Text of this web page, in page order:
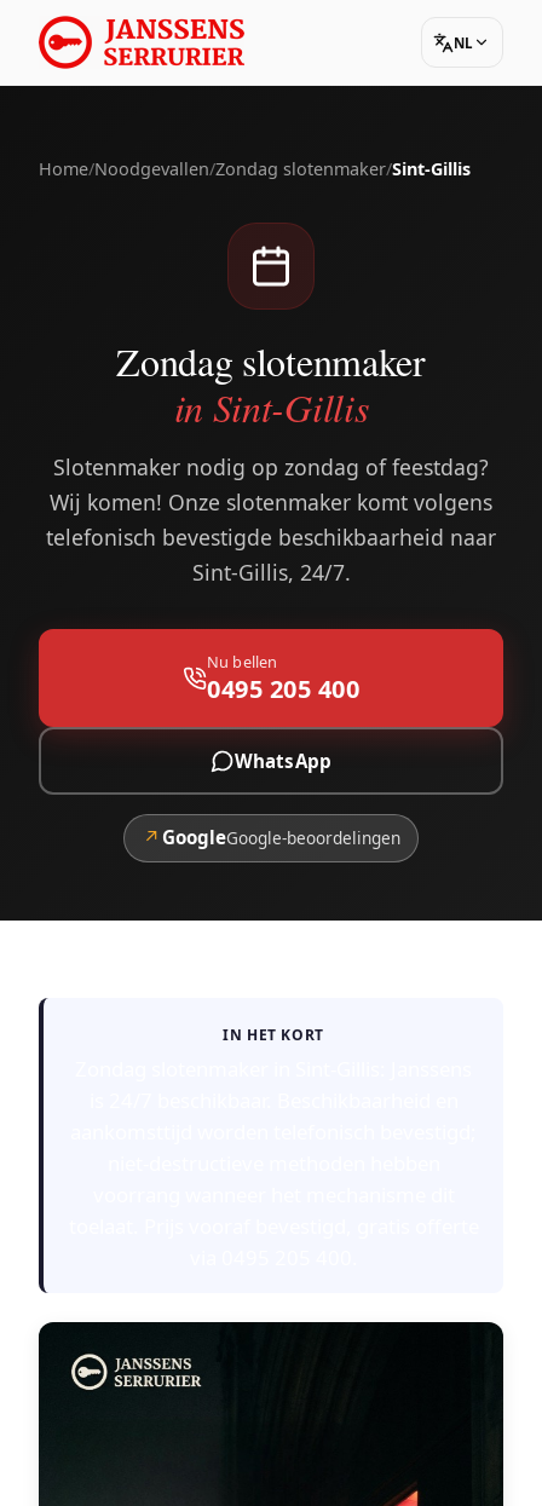
NL
Home/Noodgevallen/Zondag slotenmaker/Sint-Gillis
Zondag slotenmaker
in Sint-Gillis
Slotenmaker nodig op zondag of feestdag?
Wij komen! Onze slotenmaker komt volgens
telefonisch bevestigde beschikbaarheid naar
Sint-Gillis, 24/7.
Nu bellen
0495 205 400
WhatsApp
↗ GoogleGoogle-beoordelingen
IN HET KORT